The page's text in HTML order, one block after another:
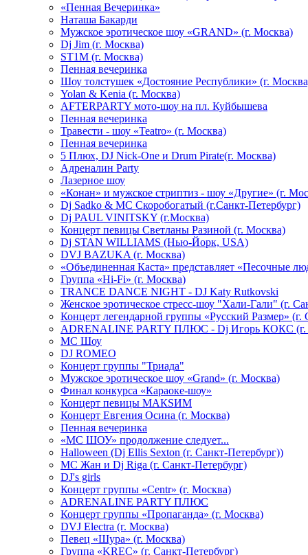
«Пенная Вечеринка»
Hаташа Бакарди
Мужское эротическое шоу «GRAND» (г. Москва)
Dj Jim (г. Москва)
ST1M (г. Москва)
Пенная вечеринка
Шоу толстушек «Достояние Республики» (г.
Yolan & Kenia (г. Москва)
AFTERPARTY мото-шоу на пл. Куйбышева
Пенная вечеринка
Травести - шоу «Teatro» (г. Москва)
Пенная вечеринка
5 Плюх, DJ Nick-One и Drum Pirate(г. Москва)
Адреналин Party
Лазерное шоу
«Конан» и мужское стриптиз - шоу «Другие» (г.
Dj Sadko & МС Скоробогатый (г.Санкт-Петербург)
Dj PAUL VINITSKY (г.Москва)
Концерт певицы Светланы Разиной (г. Москва)
Dj STAN WILLIAMS (Нью-Йорк, USA)
DVJ BAZUKA (г. Москва)
«Объединенная Каста» представляет «Песочные
Группа «Hi-Fi» (г. Москва)
TRANCE DANCE NIGHT - DJ Katy Rutkovski
Женское эротическое стресс-шоу "Хали-Гали" (г.
Концерт легендарной группы «Русский Размер» (г.
ADRENALINE PARTY ПЛЮС - Dj Игорь КОКС (г.
MC Шоу
DJ ROMEO
Концерт группы "Триада"
Мужское эротическое шоу «Grand» (г. Москва)
Финал конкурса «Караоке-шоу»
Концерт певицы МАКSИМ
Концерт Евгения Осина (г. Москва)
Пенная вечеринка
«МС ШОУ» продолжение следует...
Halloween (Dj Ellis Sexton (г. Санкт-Петербург))
МС Жан и Dj Riga (г. Санкт-Петербург)
DJ's girls
Концерт группы «Centr» (г. Москва)
ADRENALINE PARTY ПЛЮС
Концерт группы «Пропаганда» (г. Москва)
DVJ Electra (г. Москва)
Певец «Шура» (г. Москва)
Группа «KREC» (г. Санкт-Петербург)